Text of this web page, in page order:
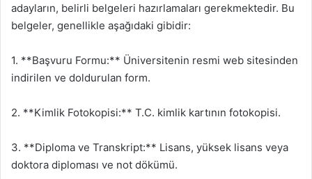
adayların, belirli belgeleri hazırlamaları gerekmektedir. Bu
belgeler, genellikle aşağıdaki gibidir:
1. **Başvuru Formu:** Üniversitenin resmi web sitesinden
indirilen ve doldurulan form.
2. **Kimlik Fotokopisi:** T.C. kimlik kartının fotokopisi.
3. **Diploma ve Transkript:** Lisans, yüksek lisans veya
doktora diploması ve not dökümü.